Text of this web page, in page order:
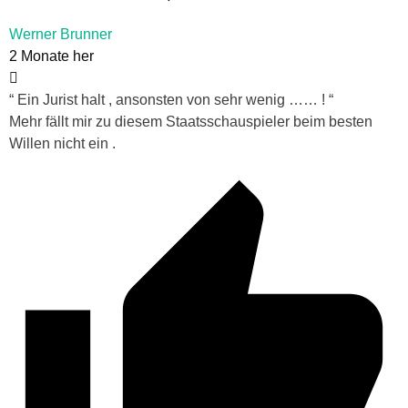
Werner Brunner
2 Monate her
“ Ein Jurist halt , ansonsten von sehr wenig …… ! “
Mehr fällt mir zu diesem Staatsschauspieler beim besten
Willen nicht ein .